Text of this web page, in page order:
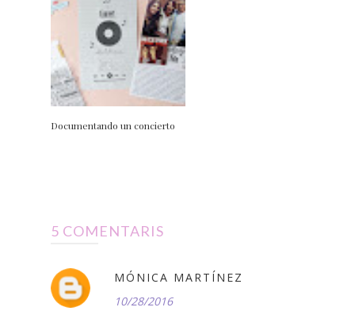
Documentando un concierto
5 COMENTARIS
MÓNICA MARTÍNEZ
10/28/2016